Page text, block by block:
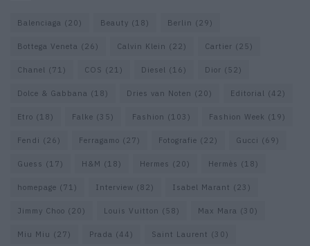
Balenciaga (20) Beauty (18) Berlin (29)
Bottega Veneta (26) Calvin Klein (22) Cartier (25)
Chanel (71) COS (21) Diesel (16) Dior (52)
Dolce & Gabbana (18) Dries van Noten (20) Editorial (42)
Etro (18) Falke (35) Fashion (103) Fashion Week (19)
Fendi (26) Ferragamo (27) Fotografie (22) Gucci (69)
Guess (17) H&M (18) Hermes (20) Hermès (18)
homepage (71) Interview (82) Isabel Marant (23)
Jimmy Choo (20) Louis Vuitton (58) Max Mara (30)
Miu Miu (27) Prada (44) Saint Laurent (30)